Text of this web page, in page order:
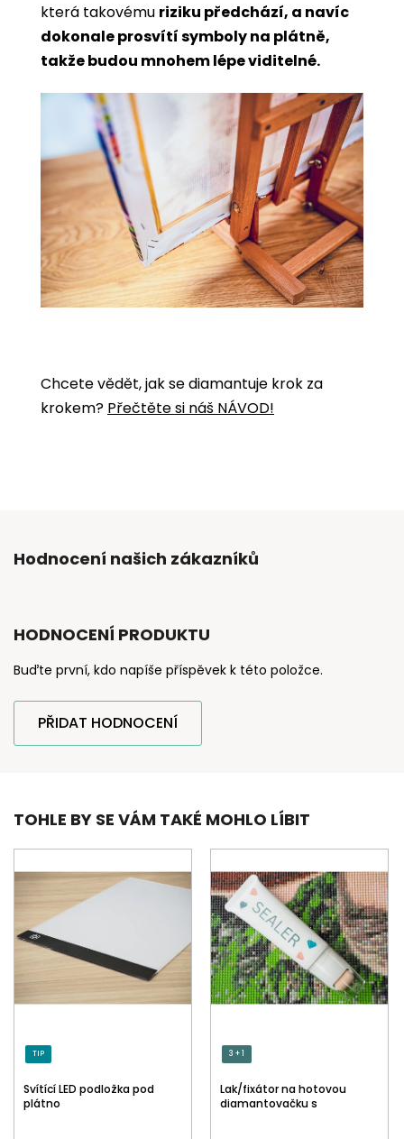
která takovému riziku předchází, a navíc
dokonale prosvítí symboly na plátně,
takže budou mnohem lépe viditelné.
Chcete vědět, jak se diamantuje krok za
krokem? Přečtěte si náš NÁVOD!
Hodnocení našich zákazníků
HODNOCENÍ PRODUKTU
Buďte první, kdo napíše příspěvek k této položce.
PŘIDAT HODNOCENÍ
TOHLE BY SE VÁM TAKÉ MOHLO LÍBIT
TIP
Svítící LED podložka pod
plátno
3 + 1
Lak/fixátor na hotovou
diamantovačku s